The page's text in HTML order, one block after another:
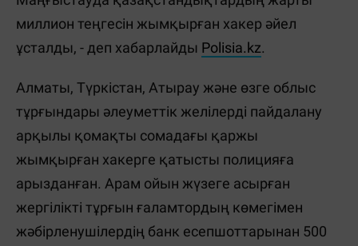
миллион теңгесін жымқырған хакер әйел
ұсталды, - деп хабарлайды Polisia.kz.
Алматы, Түркістан, Атырау және өзге облыс
тұрғындары әлеуметтік желілерді пайдалану
арқылы қомақты сомадағы қаржы
жымқырған хакерге қатысты полицияға
арызданған. Арам ойын жүзеге асырған
жергілікті тұрғын ғаламтордың көмегімен
жәбірленушілердің банк есепшоттарынан 500